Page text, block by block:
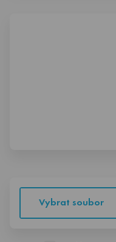
Vybrat soubor